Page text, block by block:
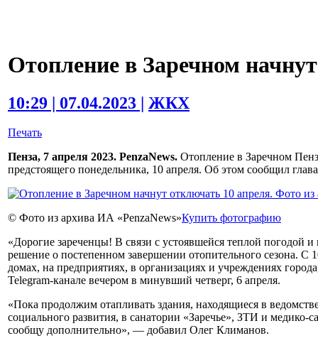
Отопление в Заречном
10:29 | 07.04.2023 | ЖКХ
Печать
Пенза, 7 апреля 2023. PenzaNews. Отопление в Заречном
предстоящего понедельника, 10 апреля. Об этом сообщил
© Фото из архива ИА «PenzaNews»Купить фотографию
«Дорогие зареченцы! В связи с устоявшейся теплой
решение о постепенном завершении отопительного сезона. С
домах, на предприятиях, в организациях и учреждениях
Telegram-канале вечером в минувший четверг, 6 апреля.
«Пока продолжим отапливать здания, находящиеся в
социального развития, в санатории «Заречье», ЗТИ и
сообщу дополнительно», — добавил Олег Климанов.